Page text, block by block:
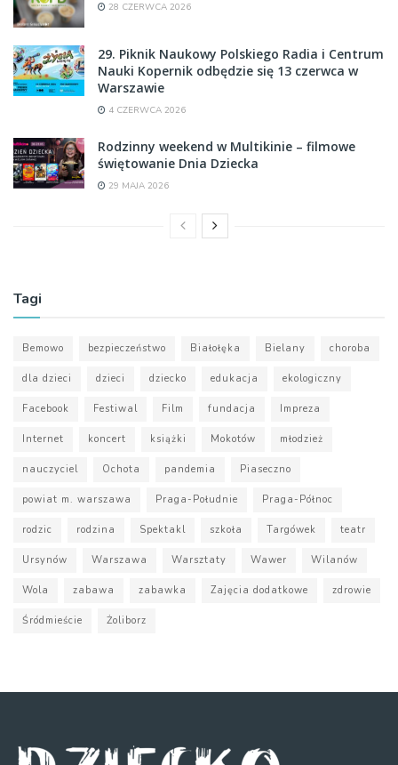
28 CZERWCA 2026
29. Piknik Naukowy Polskiego Radia i Centrum
Nauki Kopernik odbędzie się 13 czerwca w
Warszawie
4 CZERWCA 2026
Rodzinny weekend w Multikinie – filmowe
świętowanie Dnia Dziecka
29 MAJA 2026
Tagi
Bemowo bezpieczeństwo Białołęka Bielany choroba
dla dzieci dzieci dziecko edukacja ekologiczny
Facebook Festiwal Film fundacja Impreza
Internet koncert książki Mokotów młodzież
nauczyciel Ochota pandemia Piaseczno
powiat m. warszawa Praga-Południe Praga-Północ
rodzic rodzina Spektakl szkoła Targówek teatr
Ursynów Warszawa Warsztaty Wawer Wilanów
Wola zabawa zabawka Zajęcia dodatkowe zdrowie
Śródmieście Żoliborz